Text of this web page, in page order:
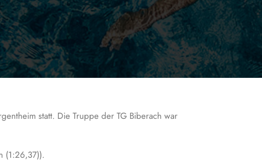
statt. Die Truppe der TG Biberach war
(1:26,37)).